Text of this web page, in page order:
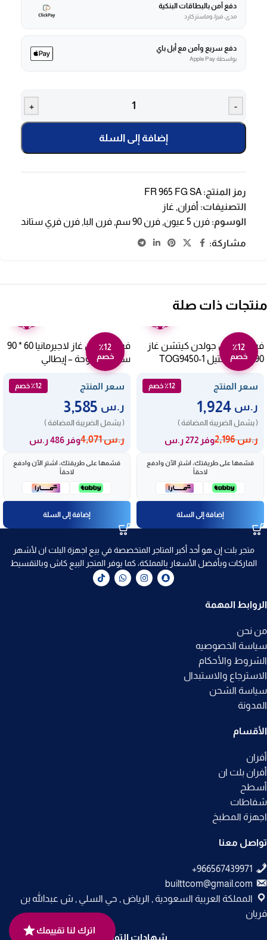
دفع آمن بالبطاقات البنكية
مدى، فيزا، وماستركارد
دفع سريع وآمن مع أبل باي
بواسطة Apple Pay
-
+
إضافة إلى السلة
رمز المنتج: FR 965 FG SA
التصنيفات: أفران, غاز
الوسوم: فرن 5 عيون , فرن 90 سم , فرن البا, فرن فري ستاند
مشاركة:
منتجات ذات صلة
٪12
خصم
فرن 5 عيون جولدن كيتشن غاز
90 سم – ستيل TOG9450-1
سعر المنتج ٪12 خصم
ر.س
( يشمل الضريبة المضافة )
ر.س2,196 وفر 272 ر.س
قسّمها على طريقتك، اشترِ الآن وادفع
لاحقاً
إضافة إلى السلة
٪12
خصم
فرن 5 عيون غاز لاجيرمانيا 60 * 90
سم مع مروحة – إيطالي
TUS95C81CX/17
سعر المنتج
٪12 خصم
ر.س
( يشمل الضريبة المضافة )
ر.س4,071 وفر 486 ر.س
قسّمها على طريقتك، اشترِ الآن وادفع
لاحقاً
إضافة إلى السلة
متجر بلت إن هو أحد أكبر المتاجر المتخصصة في بيع اجهزة البلت ان لأشهر
الماركات وبأفضل الأسعار بالمملكة، كما يوفر المتجر البيع كاش وبالتقسيط
الروابط المهمة
من نحن
سياسة الخصوصيه
الشروط والأحكام
الاسترجاع والاستبدال
سياسة الشحن
المدونة
الأقسام
أفران
أفران بلت ان
أسطح
شفاطات
اجهزة المطبخ
تواصل معنا
builttcom@gmail.com
المملكة العربية السعودية , الرياض , حي السلي , ش عبدالله بن
فريان
شهادات التوثيق
اترك لنا تقييمك